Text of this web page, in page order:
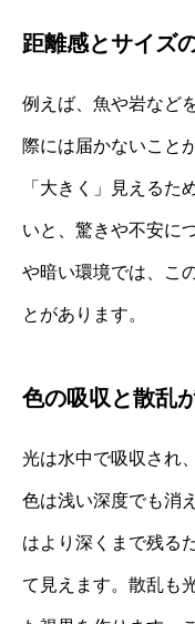
距離感とサイズ
例えば、魚や岩など
際には届かないこと
「大きく」見えるた
いと、驚きや不安に
や暗い環境では、こ
とがあります。
色の吸収と散乱
光は水中で吸収され
色は浅い深度でも消
はより深くまで残る
て見えます。散乱も